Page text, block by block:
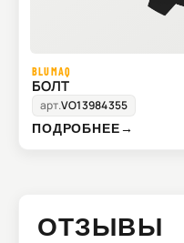
BLUMAQ
БОЛТ
арт.VO13984355
ПОДРОБНЕЕ→
ОТЗЫВЫ